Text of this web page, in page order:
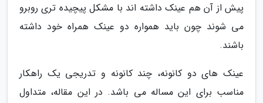
پیش از آن هم عینک داشته اند با مشکل پیچیده تری روبرو
می شوند چون باید همواره دو عینک همراه خود داشته
باشند.
عینک های دو کانونه، چند کانونه و تدریجی یک راهکار
مناسب برای این مساله می باشد. در این مقاله، متداول